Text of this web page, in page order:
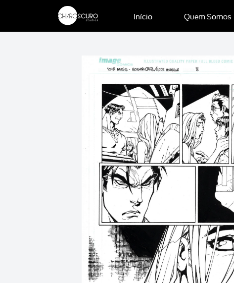
Início Quem Somos